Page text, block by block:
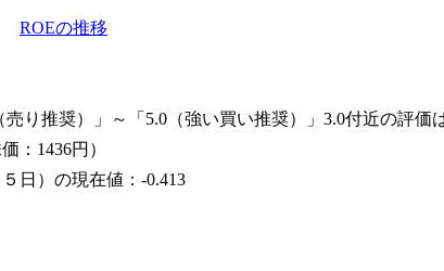
ROEの推移
り推奨）」～「5.0（強い買い推奨）」3.0付近の評価
：1436円）
日）の現在値：-0.413